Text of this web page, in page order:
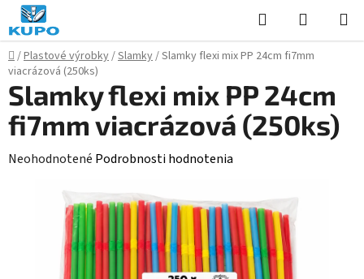
Prejsť
na
obsah
Hľadať
KOŠÍK
Domov
/Plastové výrobky/Slamky/Slamky flexi mix PP 24cm fi7mm
viacrázová (250ks)
Slamky flexi mix PP 24cm
fi7mm viacrázová (250ks)
Priemerné
Neohodnotené Podrobnosti hodnotenia